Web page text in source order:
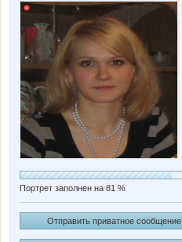
Портрет заполнен на 81 %
Отправить приватное сообщение